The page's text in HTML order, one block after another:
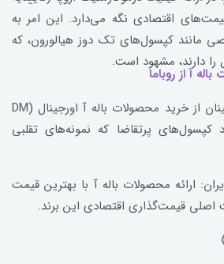
اقتصادی نگه می‌دارد. این امر به
مانند کپسول‌های تک دوز هیالورون، که
را دارند، مشهود است.
آ از روباما
تضمین اصالت کالا: اطمینان از خرید محصولات باله آ اورجینال (DM
کپسول‌های پرتقاضا که نمونه‌های تقلبی
ارائه محصولات باله آ با بهترین قیمت
قیمت‌گذاری اقتصادی این برند.